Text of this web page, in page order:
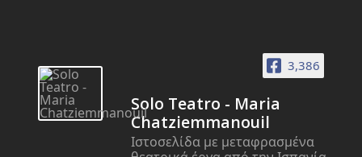
3,386
Solo Teatro - Maria
Chatziemmanouil
Ιστοσελίδα με μεταφρασμένα